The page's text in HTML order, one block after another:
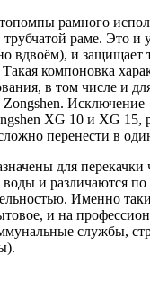
рамного
раме. Это и
вдвоём), и защищает
компоновка
в том числе и
Исключение
XG 10 и XG 15,
перенести в
для перекачки
воды и различаются
Именно
и на
службы,